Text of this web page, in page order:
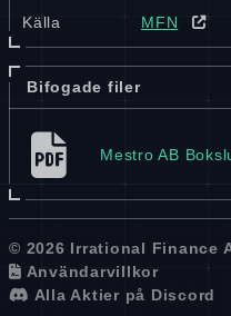
Källa
MFN
Bifogade filer
Mestro AB
© 2026 Irrational Finance
Användarvillkor
Alla Aktier på Discord